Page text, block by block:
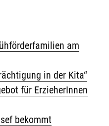
am
in der Kita“
für ErzieherInnen
bekommt